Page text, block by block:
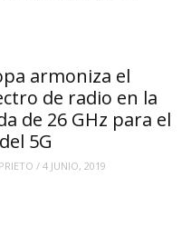
armoniza el
de radio en la
de 26 GHz para el
5G
/4 JUNIO, 2019